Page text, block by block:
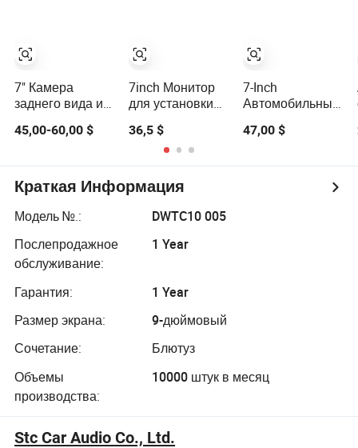
Четырехцветный
монитор
7" Камера
заднего вида и
разделенным
автомобилей и
грузовиков,
система камеры
заднего вида
45,00-60,00 $
7inch Монитор
для установки
панель
автомобиля с 2
видео входами
для помощи при
заднем ходе,
TFT LCD
монитор
36,5 $
Монитор
7-Inch
Автомобильный
сенсорными
47,00 $
Краткая Информация
Модель №.:
DWTC10 005
Послепродажное
обслуживание:
1 Year
Гарантия:
1 Year
Размер экрана:
9-дюймовый
Сочетание:
Блютуз
Объемы
производства:
10000 штук в месяц
Stc Car Audio Co., Ltd.